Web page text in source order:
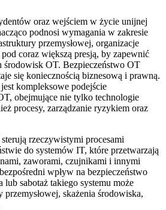
oraz wejściem w życie unijnej
podnosi wymagania w zakresie
przemysłowej, organizacje
coraz większą presją, by zapewnić
środowisk OT. Bezpieczeństwo OT
się koniecznością biznesową i prawną.
kompleksowe podejście
obejmujące nie tylko technologie
procesy, zarządzanie ryzykiem oraz
rzeczywistymi procesami
do systemów IT, które przetwarzają
zaworami, czujnikami i innymi
wpływ na bezpieczeństwo
sabotaż takiego systemu może
skażenia środowiska,